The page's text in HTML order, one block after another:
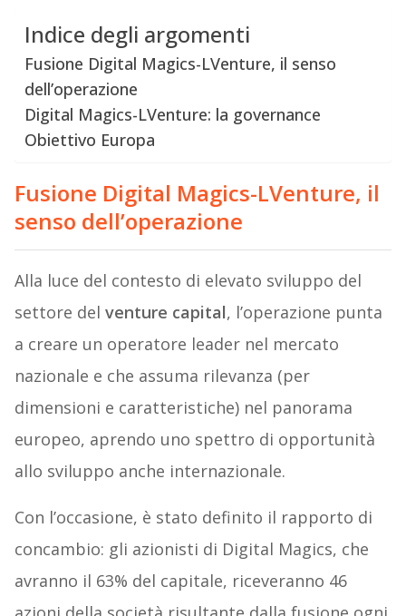
Indice degli argomenti
Fusione Digital Magics-LVenture, il senso
dell’operazione
Digital Magics-LVenture: la governance
Obiettivo Europa
Fusione Digital Magics-LVenture, il
senso dell’operazione
Alla luce del contesto di elevato sviluppo del
settore del venture capital, l’operazione punta
a creare un operatore leader nel mercato
nazionale e che assuma rilevanza (per
dimensioni e caratteristiche) nel panorama
europeo, aprendo uno spettro di opportunità
allo sviluppo anche internazionale.
Con l’occasione, è stato definito il rapporto di
concambio: gli azionisti di Digital Magics, che
avranno il 63% del capitale, riceveranno 46